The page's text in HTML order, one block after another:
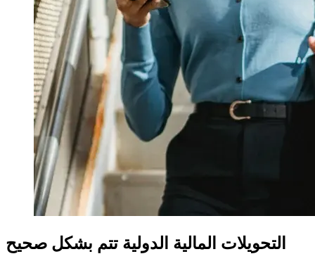
التحويلات المالية الدولية تتم بشكل صحيح